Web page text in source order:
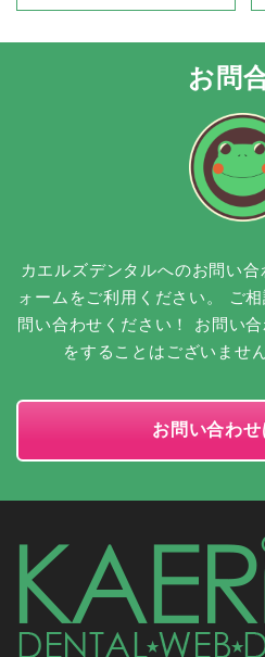
お問
カエルズデンタルへのお問い
ォームをご利用ください。
ご
問い合わせください！
お問い
をすることはございませ
お問い合わせ